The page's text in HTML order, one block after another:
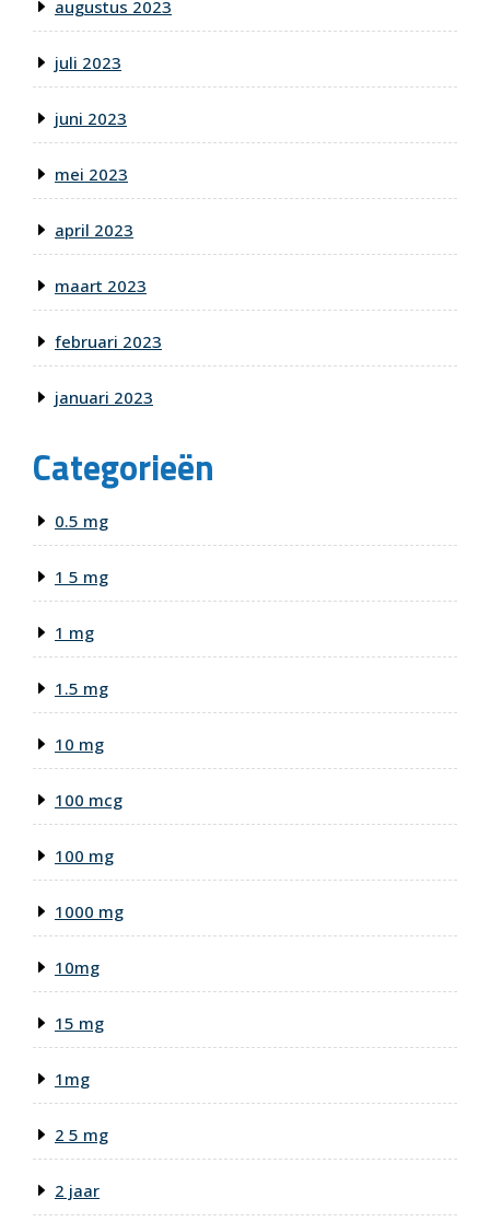
augustus 2023
juli 2023
juni 2023
mei 2023
april 2023
maart 2023
februari 2023
januari 2023
Categorieën
0.5 mg
1 5 mg
1 mg
1.5 mg
10 mg
100 mcg
100 mg
1000 mg
10mg
15 mg
1mg
2 5 mg
2 jaar